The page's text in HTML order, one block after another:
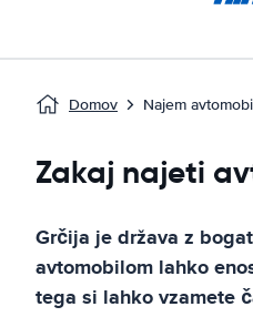
Domov Najem
Zakaj najeti
Grčija je država z
avtomobilom lahko
tega si lahko vzamete